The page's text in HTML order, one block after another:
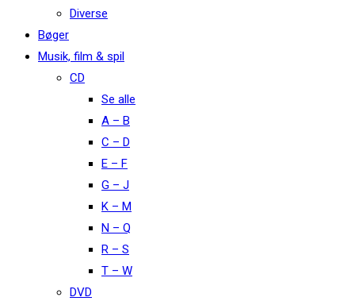
Diverse
Bøger
Musik, film & spil
CD
Se alle
A – B
C – D
E – F
G – J
K – M
N – Q
R – S
T – W
DVD